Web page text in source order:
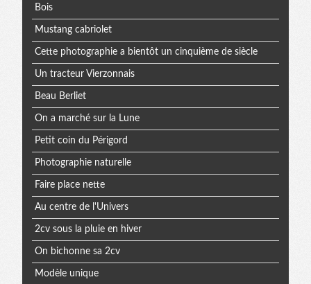
Bois
Mustang cabriolet
Cette photographie a bientôt un cinquième de siècle
Un tracteur Vierzonnais
Beau Berliet
On a marché sur la Lune
Petit coin du Périgord
Photographie naturelle
Faire place nette
Au centre de l'Univers
2cv sous la pluie en hiver
On bichonne sa 2cv
Modèle unique